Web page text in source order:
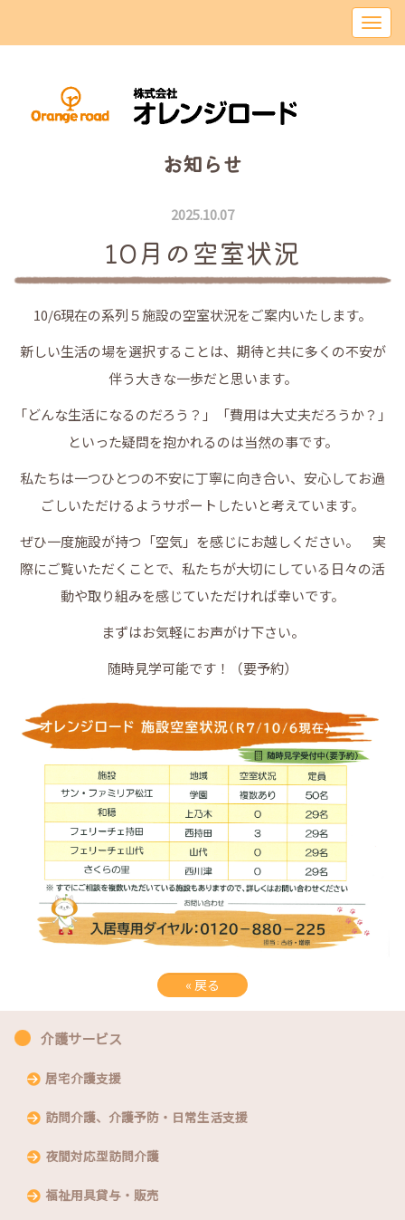
お知らせ
2025.10.07
10月の空室状況
10/6現在の系列５施設の空室状況をご案内いたします。
新しい生活の場を選択することは、期待と共に多くの不安が
伴う大きな一歩だと思います。
「どんな生活になるのだろう？」「費用は大丈夫だろうか？」
といった疑問を抱かれるのは当然の事です。
私たちは一つひとつの不安に丁寧に向き合い、安心してお過
ごしいただけるようサポートしたいと考えています。
ぜひ一度施設が持つ「空気」を感じにお越しください。 実
際にご覧いただくことで、私たちが大切にしている日々の活
動や取り組みを感じていただければ幸いです。
まずはお気軽にお声がけ下さい。
随時見学可能です！（要予約）
« 戻る
介護サービス
居宅介護支援
訪問介護、介護予防・日常生活支援
夜間対応型訪問介護
福祉用具貸与・販売